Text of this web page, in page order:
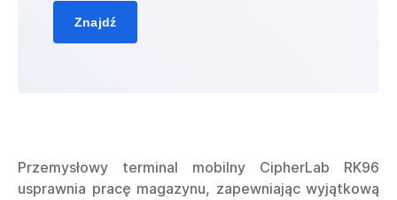
Znajdź
Przemysłowy terminal mobilny CipherLab RK96
usprawnia pracę magazynu, zapewniając wyjątkową